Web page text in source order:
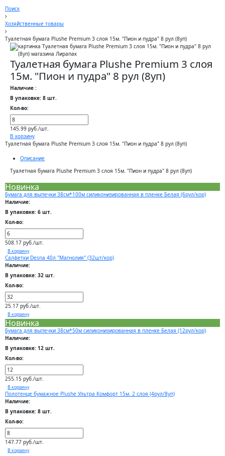
Поиск
Хозяйственные товары
Туалетная бумага Plushe Premium 3 слоя 15м. "Пион и пудра" 8 рул (8уп)
Туалетная бумага Plushe Premium 3 слоя
15м. "Пион и пудра" 8 рул (8уп)
Наличие :
В упаковке: 8 шт.
Кол-во:
145.99 руб./шт.
В корзину
Туалетная бумага Plushe Premium 3 слоя 15м. "Пион и пудра" 8 рул (8уп)
Описание
Туалетная бумага Plushe Premium 3 слоя 15м. "Пион и пудра" 8 рул (8уп)
Новинка
Бумага для выпечки 38см*100м силиконизированная в пленке Белая (6рул/кор)
Наличие:
В упаковке: 6 шт.
Кол-во:
508.17 руб./шт.
В корзину
Салфетки Desna 40л "Магнолия" (32шт/кор)
Наличие:
В упаковке: 32 шт.
Кол-во:
25.17 руб./шт.
В корзину
Новинка
Бумага для выпечки 38см*50м силиконизированная в пленке Белая (12рул/кор)
Наличие:
В упаковке: 12 шт.
Кол-во:
255.15 руб./шт.
В корзину
Полотенце бумажное Plushe Ультра Комфорт 15м. 2 слоя (4рул/8уп)
Наличие:
В упаковке: 8 шт.
Кол-во:
147.77 руб./шт.
В корзину